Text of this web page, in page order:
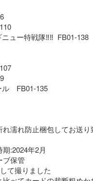
ュー特戦隊‼︎‼︎  FB01-138
　FB01-135
れ濡れ防止梱包してお送り
:2024年2月
ブ保管
て撮りました